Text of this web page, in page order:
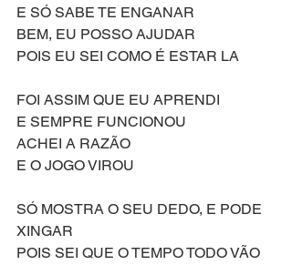
E SÓ SABE TE ENGANAR
BEM, EU POSSO AJUDAR
POIS EU SEI COMO É ESTAR LA
FOI ASSIM QUE EU APRENDI
E SEMPRE FUNCIONOU
ACHEI A RAZÃO
E O JOGO VIROU
SÓ MOSTRA O SEU DEDO, E PODE
XINGAR
POIS SEI QUE O TEMPO TODO VÃO